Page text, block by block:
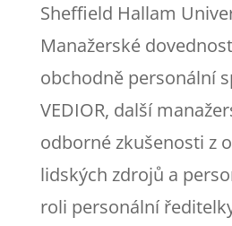
Sheffield Hallam
Manažerské
obchodně personální
VEDIOR, další
odborné zkušenosti z
lidských zdrojů a
roli personální